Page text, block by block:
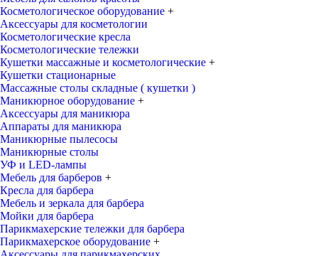
Косметологическое оборудование +
Аксессуары для косметологии
Косметологические кресла
Косметологические тележки
Кушетки массажные и косметологические +
Кушетки стационарные
Массажные столы складные ( кушетки )
Маникюрное оборудование +
Аксессуары для маникюра
Аппараты для маникюра
Маникюрные пылесосы
Маникюрные столы
УФ и LED-лампы
Мебель для барберов +
Кресла для барбера
Мебель и зеркала для барбера
Мойки для барбера
Парикмахерские тележки для барбера
Парикмахерское оборудование +